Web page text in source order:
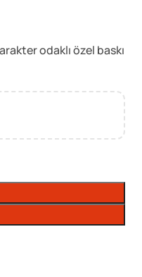
odaklı özel baskı